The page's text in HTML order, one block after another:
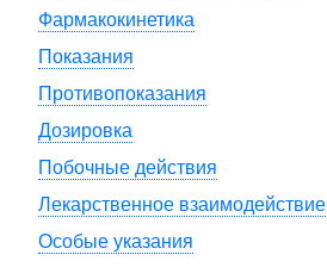
Фармакокинетика
Показания
Противопоказания
Дозировка
Побочные действия
Лекарственное взаимодействие
Особые указания